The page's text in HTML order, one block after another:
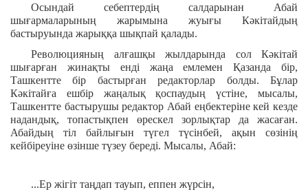
Осындай себептердің салдарынан Абай
шығармаларының жарымына жуығы Кәкітайдың
бастыруында жарыққа шықпай қалады.
Революцияның алғашқы жылдарында сол Кәкітай
шығарған жинақты енді жаңа емлемен Қазанда бір,
Ташкентте бір бастырған редакторлар болды. Бұлар
Кәкітайға ешбір жаңалық қоспаудың үстіне, мысалы,
Ташкентте бастырушы редактор Абай еңбектеріне кей кезде
надандық, топастықпен өрескел зорлықтар да жасаған.
Абайдың тіл байлығын түгел түсінбей, ақын сөзінің
кейбіреуіне өзінше түзеу береді. Мысалы, Абай:
...Ер жігіт таңдап тауып, еппен жүрсін,